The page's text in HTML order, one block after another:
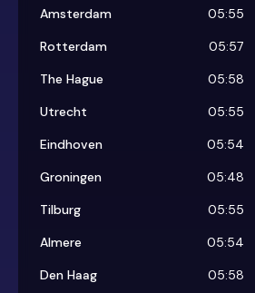
Amsterdam 05:55
Rotterdam
05:57
The Hague
05:58
Utrecht
05:55
Eindhoven
05:54
Groningen
05:48
Tilburg
05:55
Almere
05:54
Den Haag
05:58